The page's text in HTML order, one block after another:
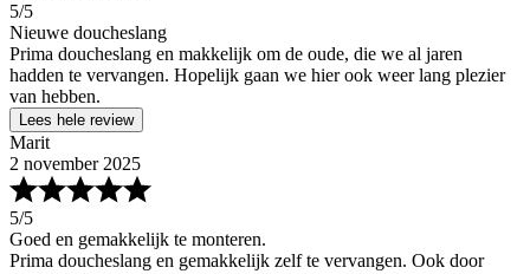
5/5
Nieuwe doucheslang
Prima doucheslang en makkelijk om de oude, die we al jaren
hadden te vervangen. Hopelijk gaan we hier ook weer lang plezier
van hebben.
Lees hele review
Marit
2 november 2025
5/5
Goed en gemakkelijk te monteren.
Prima doucheslang en gemakkelijk zelf te vervangen. Ook door